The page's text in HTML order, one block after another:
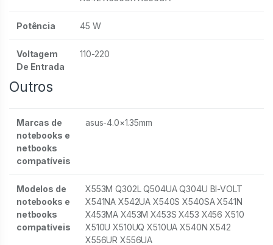
Potência 45 W
Voltagem
De Entrada
110-220
Outros
Marcas de
notebooks e
netbooks
compatíveis
asus-4.0×1.35mm
Modelos de
notebooks e
netbooks
compatíveis
X553M Q302L Q504UA Q304U BI-VOLT
X541NA X542UA X540S X540SA X541N
X453MA X453M X453S X453 X456 X510
X510U X510UQ X510UA X540N X542
X556UR X556UA